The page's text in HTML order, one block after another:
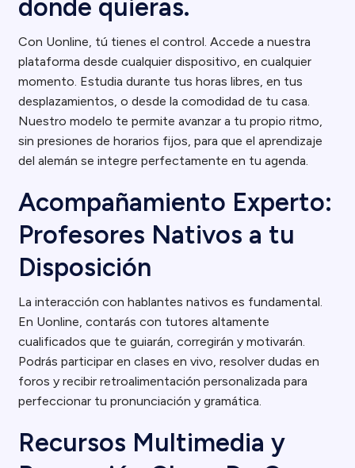
donde quieras.
Con Uonline, tú tienes el control. Accede a nuestra
plataforma desde cualquier dispositivo, en cualquier
momento. Estudia durante tus horas libres, en tus
desplazamientos, o desde la comodidad de tu casa.
Nuestro modelo te permite avanzar a tu propio ritmo,
sin presiones de horarios fijos, para que el aprendizaje
del alemán se integre perfectamente en tu agenda.
Acompañamiento Experto:
Profesores Nativos a tu
Disposición
La interacción con hablantes nativos es fundamental.
En Uonline, contarás con tutores altamente
cualificados que te guiarán, corregirán y motivarán.
Podrás participar en clases en vivo, resolver dudas en
foros y recibir retroalimentación personalizada para
perfeccionar tu pronunciación y gramática.
Recursos Multimedia y